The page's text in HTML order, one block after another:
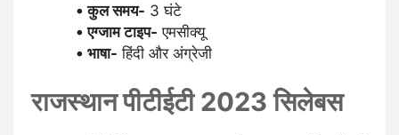
कुल समय- 3 घंटे
एग्जाम टाइप- एमसीक्यू
भाषा- हिंदी और अंग्रेजी
राजस्थान पीटीईटी 2023 सिलेबस